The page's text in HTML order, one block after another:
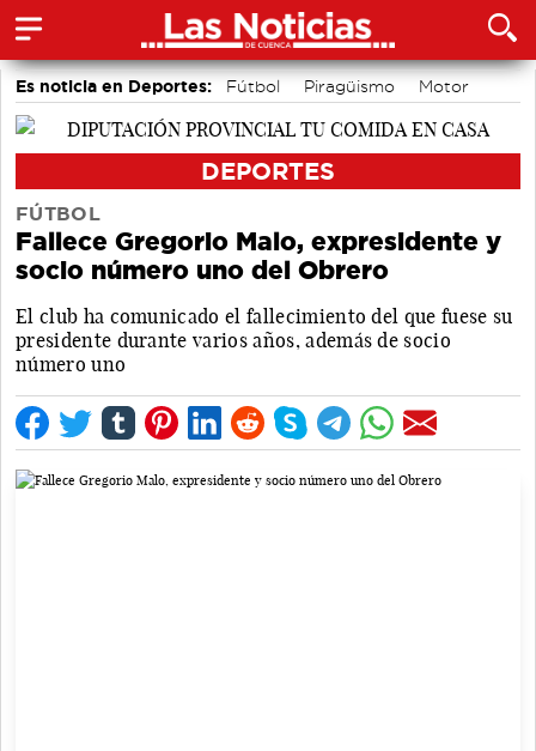
Es noticia en Deportes: Fútbol Piragüismo
Motor
Bolos conquenses
DEPORTES
FÚTBOL
Fallece Gregorio Malo, expresidente y
socio número uno del Obrero
El club ha comunicado el fallecimiento del que fuese su
presidente durante varios años, además de socio
número uno